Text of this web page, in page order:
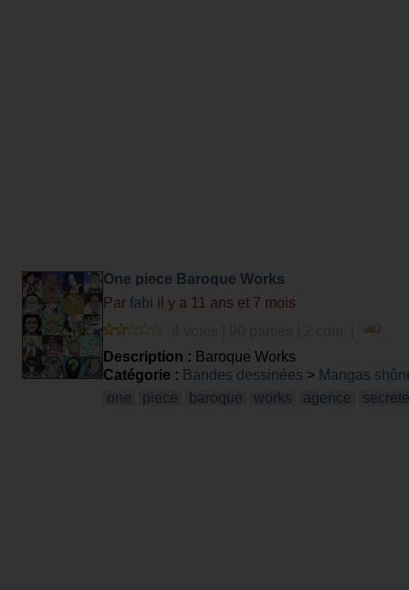
One piece Baroque Works
Par fabi il y a 11 ans et 7 mois
Description : Baroque Works
Catégorie : Bandes dessinées > Mangas
one
piece baroque works agence secrete